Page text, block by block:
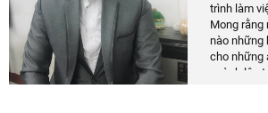
trình làm
Mong rằng
nào những
cho những
ngành lập